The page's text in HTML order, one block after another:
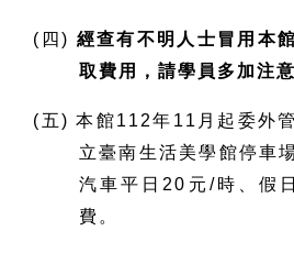
(四) 經查有不明人士冒用本
取費用，請學員多加注意
(五) 本館112年11月起委外
立臺南生活美學館停車
汽車平日20元/時、假
費。